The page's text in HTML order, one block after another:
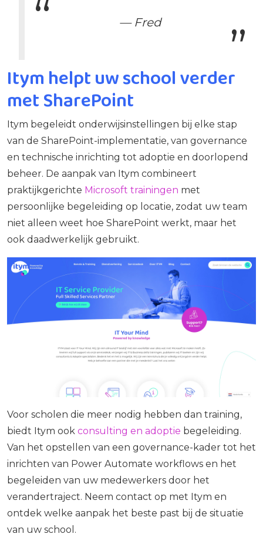
— Fred
Itym helpt uw school verder
met SharePoint
Itym begeleidt onderwijsinstellingen bij elke stap
van de SharePoint-implementatie, van governance
en technische inrichting tot adoptie en doorlopend
beheer. De aanpak van Itym combineert
praktijkgerichte Microsoft trainingen met
persoonlijke begeleiding op locatie, zodat uw team
niet alleen weet hoe SharePoint werkt, maar het
ook daadwerkelijk gebruikt.
Voor scholen die meer nodig hebben dan training,
biedt Itym ook consulting en adoptie begeleiding.
Van het opstellen van een governance-kader tot het
inrichten van Power Automate workflows en het
begeleiden van uw medewerkers door het
verandertraject. Neem contact op met Itym en
ontdek welke aanpak het beste past bij de situatie
van uw school.